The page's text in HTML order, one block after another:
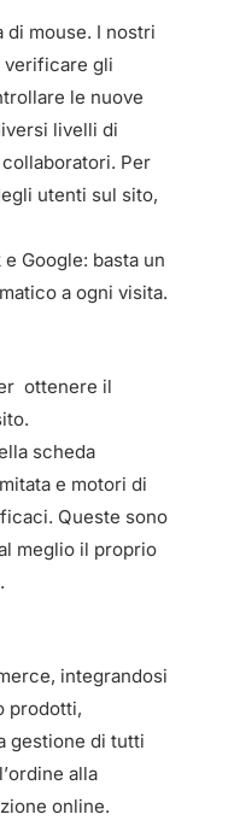
di mouse. I nostri
gli
le nuove
livelli di
Per
utenti sul sito,
Google: basta un
a ogni visita.
ottenere il
scheda
e motori di
Queste sono
meglio il proprio
integrandosi
prodotti,
gestione di tutti
alla
online.